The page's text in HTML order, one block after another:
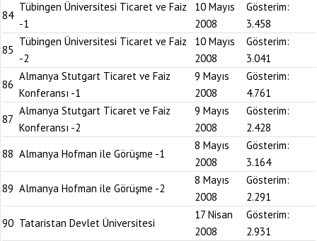
84
Tübingen Üniversitesi Ticaret ve Faiz
-1
10 Mayıs
2008
Gösterim:
3.458
85
Tübingen Üniversitesi Ticaret ve Faiz
-2
10 Mayıs
2008
Gösterim:
3.041
86
Almanya Stutgart Ticaret ve Faiz
Konferansı -1
9 Mayıs
2008
Gösterim:
4.761
87
Almanya Stutgart Ticaret ve Faiz
Konferansı -2
9 Mayıs
2008
Gösterim:
2.428
88 Almanya Hofman ile Görüşme -1
8 Mayıs
2008
Gösterim:
3.164
89 Almanya Hofman ile Görüşme -2
8 Mayıs
2008
Gösterim:
2.291
90 Tataristan Devlet Üniversitesi
17 Nisan
2008
Gösterim:
2.931